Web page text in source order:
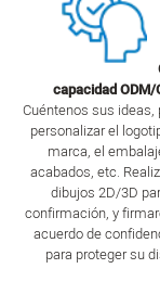
capacidad ODM/
Cuéntenos sus ideas,
personalizar el
marca, el
acabados, etc.
dibujos 2D/3D
confirmación, y
acuerdo de
para proteger su